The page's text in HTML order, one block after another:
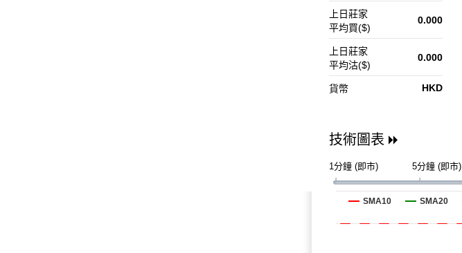
上日莊家
平均買($)
0.000
上日莊家
平均沽($)
0.000
貨幣 HKD
技術圖表
1分鐘 (即市) 5分鐘 (即市)